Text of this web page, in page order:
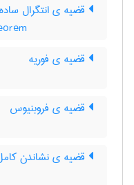
قضیه ی انتگرال
قضیه ی فوریه
قضیه ی فروبنیوس
قضیه ی نشاندن